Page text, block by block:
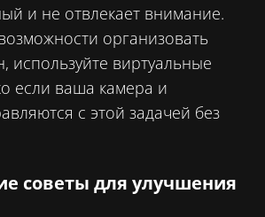
и не отвлекает внимание.
организовать
используйте виртуальные
если ваша камера и
с этой задачей без
советы для улучшения